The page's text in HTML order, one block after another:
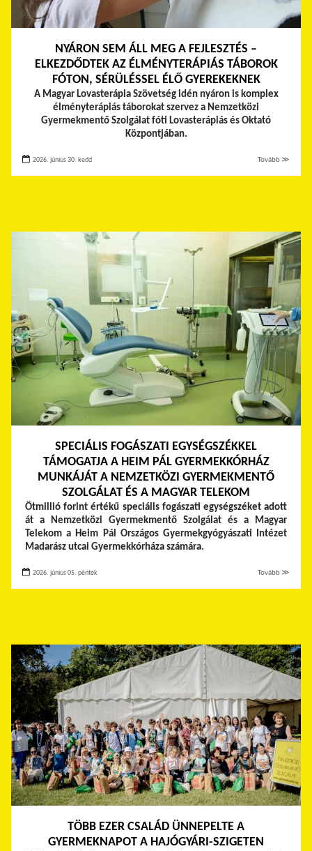
NYÁRON SEM ÁLL MEG A FEJLESZTÉS –
ELKEZDŐDTEK AZ ÉLMÉNYTERÁPIÁS TÁBOROK
FÓTON, SÉRÜLÉSSEL ÉLŐ GYEREKEKNEK
A Magyar Lovasterápia Szövetség idén nyáron is komplex
élményterápiás táborokat szervez a Nemzetközi
Gyermekmentő Szolgálat fóti Lovasterápiás és Oktató
Központjában.
2026. június 30. kedd Tovább ≫
SPECIÁLIS FOGÁSZATI EGYSÉGSZÉKKEL
TÁMOGATJA A HEIM PÁL GYERMEKKÓRHÁZ
MUNKÁJÁT A NEMZETKÖZI GYERMEKMENTŐ
SZOLGÁLAT ÉS A MAGYAR TELEKOM
Ötmillió forint értékű speciális fogászati egységszéket adott
át a Nemzetközi Gyermekmentő Szolgálat és a Magyar
Telekom a Heim Pál Országos Gyermekgyógyászati Intézet
Madarász utcai Gyermekkórháza számára.
2026. június 05. péntek Tovább ≫
TÖBB EZER CSALÁD ÜNNEPELTE A
GYERMEKNAPOT A HAJÓGYÁRI-SZIGETEN